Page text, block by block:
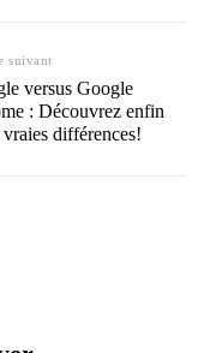
suivant
versus Google
: Découvrez enfin
vraies différences!